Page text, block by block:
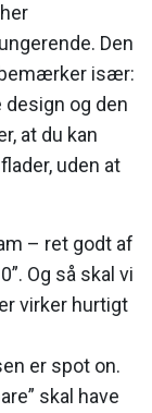
Den
især:
og den
at du kan
uden at
– ret godt af
Og så skal vi
virker hurtigt
er spot on.
skal have